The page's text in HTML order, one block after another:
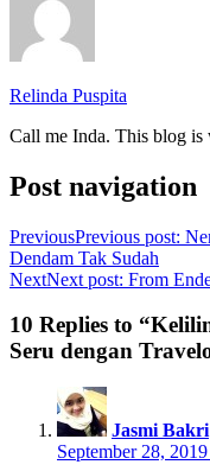
Relinda Puspita
Call me Inda. This blog is
Post navigation
PreviousPrevious post:
Dendam Tak Sudah
NextNext post: From
10 Replies to
Seru dengan
Jasmi Bakri
September 28,